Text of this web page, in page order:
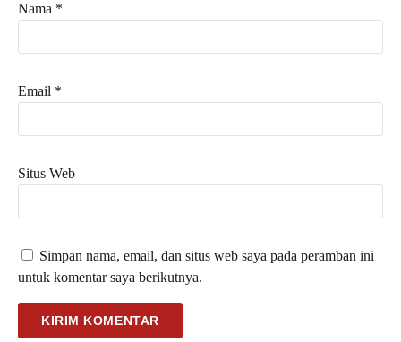
Nama *
Email *
Situs Web
Simpan nama, email, dan situs web saya pada peramban ini
untuk komentar saya berikutnya.